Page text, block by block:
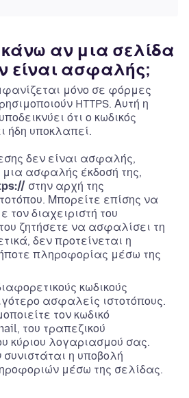
αν μια σελίδα
είναι ασφαλής;
μόνο σε φόρμες
HTTPS. Αυτή η
ότι ο κωδικός
ήδη υποκλαπεί.
δεν είναι ασφαλής,
μια ασφαλής έκδοσή της,
στην αρχή της
Μπορείτε επίσης να
τον διαχειριστή του
ζητήσετε να ασφαλίσει τη
δεν προτείνεται η
πληροφορίας μέσω της
κωδικούς
ασφαλείς ιστοτόπους.
τον κωδικό
του τραπεζικού
κύριου λογαριασμού σας.
η υποβολή
μέσω της σελίδας.